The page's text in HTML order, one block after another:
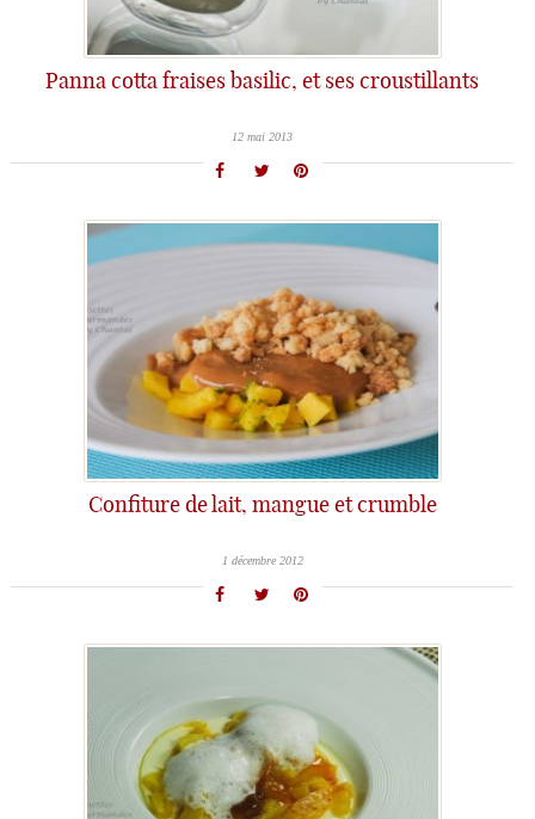
Panna cotta fraises basilic, et ses croustillants
12 mai 2013
Confiture de lait, mangue et crumble
1 décembre 2012